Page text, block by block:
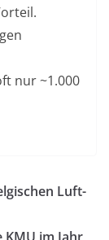
nur ~1.000
Luft-